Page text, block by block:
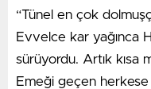
“Tünel en çok
Evvelce kar yağınca
sürüyordu. Artık kısa
Emeği geçen